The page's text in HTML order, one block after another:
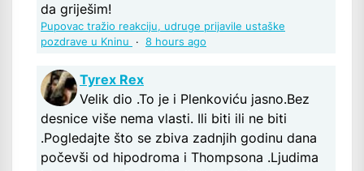
da griješim!
Pupovac tražio reakciju, udruge prijavile ustaške
pozdrave u Kninu
· 8 hours ago
Tyrex Rex
Velik dio .To je i Plenkoviću jasno.Bez
desnice više nema vlasti. Ili biti ili ne biti
.Pogledajte što se zbiva zadnjih godinu dana
počevši od hipodroma i Thompsona .Ljudima